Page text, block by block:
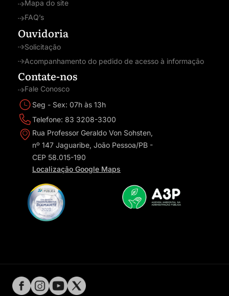
Mapa do site
FAQ’s
Ouvidoria
Solicitação
Acompanhamento do pedido de acesso à informação
Contate-nos
Fale Conosco
Seg - Sex: 07h às 13h
Telefone: 83 3208-3300
Rua Professor Geraldo Von Sohsten,
nº 147 Jaguaribe, João Pessoa/PB -
CEP 58.015-190
Localização Google Maps